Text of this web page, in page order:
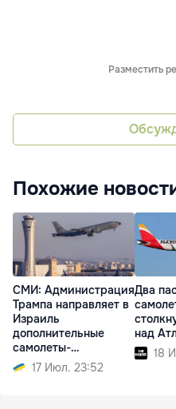
Разместить
Похожие
СМИ: Администрация
Трампа направляет в
Израиль
дополнительные
самолеты-
заправщики
17 Июл. 23:52
Два
над
18